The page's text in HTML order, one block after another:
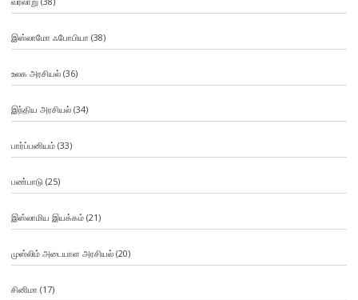
இஸ்லாமோ ஃபோபியா (38)
உலக அரசியல்(36)
இந்திய அரசியல்(34)
பார்ப்பனியம்(33)
பண்பாடு(25)
இஸ்லாமிய இயக்கம்(21)
முஸ்லிம் அடையாள அரசியல்(20)
சினிமா (17)